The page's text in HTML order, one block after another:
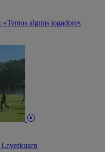
alguns jogadores